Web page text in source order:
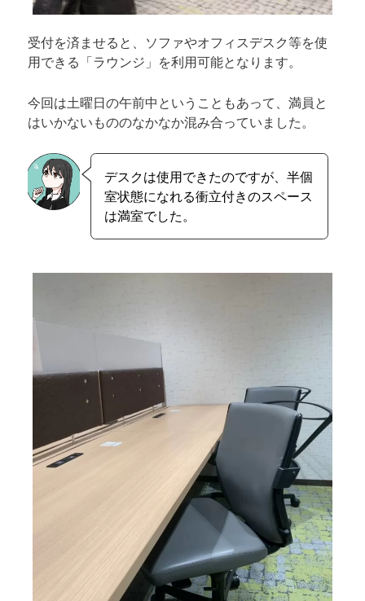
受付を済ませると、ソファやオフィスデスク等を使
用できる「ラウンジ」を利用可能となります。
今回は土曜日の午前中ということもあって、満員と
はいかないもののなかなか混み合っていました。
デスクは使用できたのですが、半個
室状態になれる衝立付きのスペース
は満室でした。